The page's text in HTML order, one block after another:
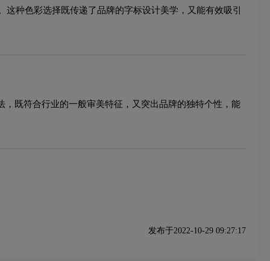
种色彩选择既传递了品牌的字标设计美学，又能有效吸引
既符合行业的一般审美特征，又突出品牌的独特个性，能
发布于2022-10-29 09:27:17